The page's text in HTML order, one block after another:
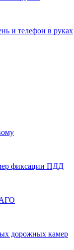
и телефон в руках
фиксации ПДД
дорожных камер